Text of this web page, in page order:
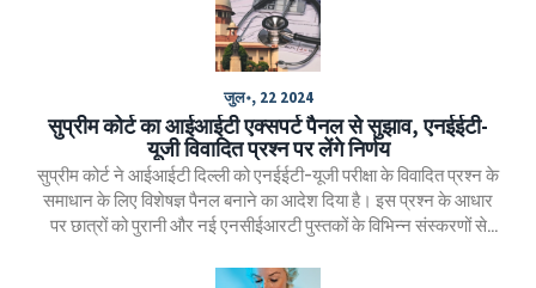
जुल॰, 22 2024
सुप्रीम कोर्ट का आईआईटी एक्सपर्ट पैनल से सुझाव, एनईईटी-
यूजी विवादित प्रश्न पर लेंगे निर्णय
सुप्रीम कोर्ट ने आईआईटी दिल्ली को एनईईटी-यूजी परीक्षा के विवादित प्रश्न के
समाधान के लिए विशेषज्ञ पैनल बनाने का आदेश दिया है। इस प्रश्न के आधार
पर छात्रों को पुरानी और नई एनसीईआरटी पुस्तकों के विभिन्न संस्करणों से
आया था।